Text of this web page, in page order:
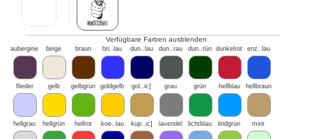
Verfügbare Farben ausblenden
aubergine beige braun bri..lau dun..lau dun..rau dun..rün dunkelrot enz..lau
flieder gelb gelbgrün goldgelb gol..ic] grau grün hellblau hellbraun
hellgrau hellgrün hellrot koe..lau kup..ic] lavendel lichtblau lindgrün mint